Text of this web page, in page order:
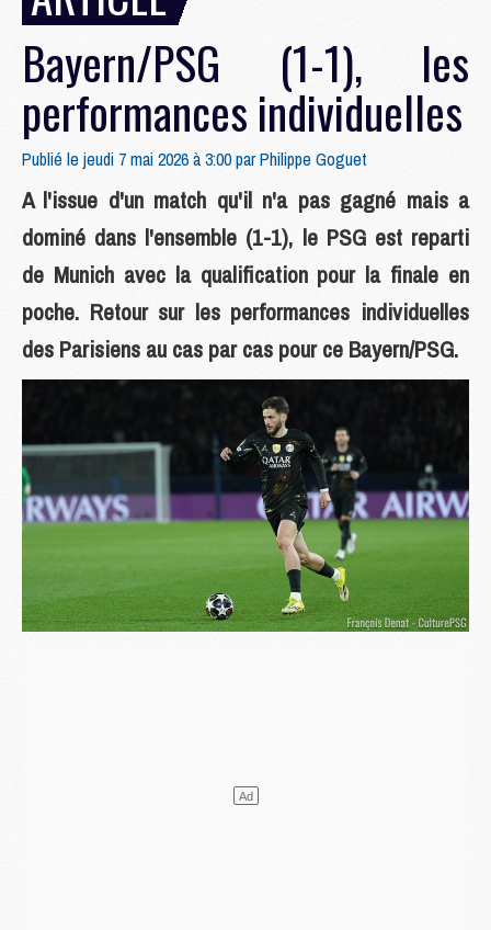
Bayern/PSG (1-1), les
performances individuelles
Publié le jeudi 7 mai 2026 à 3:00 parPhilippe Goguet
A l'issue d'un match qu'il n'a pas gagné mais a
dominé dans l'ensemble (1-1), le PSG est reparti
de Munich avec la qualification pour la finale en
poche. Retour sur les performances individuelles
des Parisiens au cas par cas pour ce Bayern/PSG.